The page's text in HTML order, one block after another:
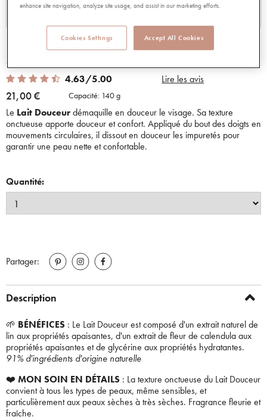
LAIT DOUCEUR
96931
4.63 out of 5 Customer Rating
4.63/5.00 Lire les avis
21,00 € Capacité: 140 g
Le Lait Douceurdémaquille en douceur le visage. Sa texture
onctueuse apporte douceur et confort. Appliqué du bout des doigts en
mouvements circulaires, il dissout en douceur les impuretés pour
garantir une peau nette et confortable.
Quantité:
Partager:
Description
🌱 BÉNÉFICES : Le Lait Douceur est composé d'un extrait naturel de
lin aux propriétés apaisantes, d'un extrait de fleur de calendula aux
propriétés apaisantes et de glycérine aux propriétés hydratantes.
91% d'ingrédients d'origine naturelle
❤️ MON SOIN EN DÉTAILS : La texture onctueuse du Lait Douceur
convient à tous les types de peaux, même sensibles, et
particulièrement aux peaux sèches à très sèches. Fragrance fleurie et
fraîche.
enhance site navigation, analyze site usage, and assist in our marketing efforts.
Accept All Cookies
Cookies Settings